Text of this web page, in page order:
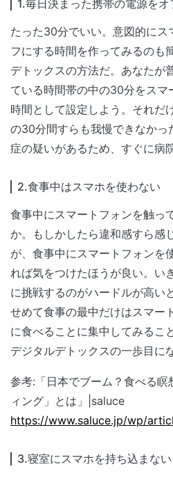
1.毎日決まった携帯の電源をオ
たった30分でいい。意図的にス
フにする時間を作ってみるのも
デトックスの方法だ。あなたが
ている時間帯の中の30分をスマ
時間として設定しよう。それだ
の30分間すらも我慢できなかっ
症の疑いがあるため、すぐに病
2.食事中はスマホを使わない
食事中にスマートフォンを触っ
か。もしかしたら違和感すら感
が、食事中にスマートフォンを
れば気をつけたほうが良い。い
に挑戦するのがハードルが高い
せめて食事の最中だけはスマー
に食べることに集中してみるこ
デジタルデトックスの一歩目に
参考:「日本でブーム？食べる
ィング」とは」|saluce
https://www.saluce.jp/wp/
3.寝室にスマホを持ち込まない